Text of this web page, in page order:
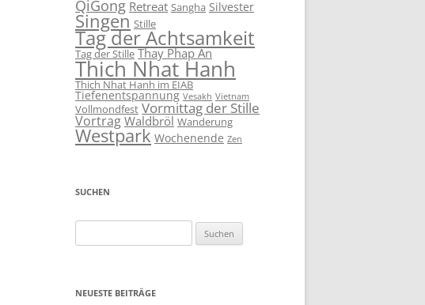
QiGong Retreat Sangha Silvester
Singen Stille
Tag der Achtsamkeit
Tag der Stille Thay Phap An
Thich Nhat Hanh
Thich Nhat Hanh im EIAB
Tiefenentspannung Vesakh Vietnam
Vollmondfest Vormittag der Stille
VortragWaldbröl Wanderung
Westpark Wochenende Zen
SUCHEN
nach:
NEUESTE BEITRÄGE